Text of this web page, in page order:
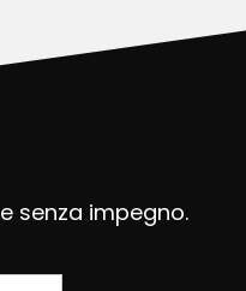
senza impegno.